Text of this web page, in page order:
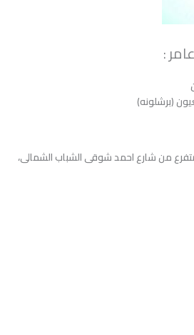
:
(برشلونه)
من شارع احمد شوقى الشباب الشمالى،